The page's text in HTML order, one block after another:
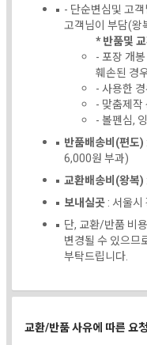
- 단순변심및 고
고객님이 부담(왕
* 반품및
- 포장 개
훼손된 경
- 사용한
- 맞춤제작
- 볼펜심,
반품배송비(편도)
6,000원 부과)
교환배송비(왕복)
보내실곳: 서울
단, 교환/반품 비
변경될 수 있으므
부탁드립니다.
교환/반품 사유에 따른 요